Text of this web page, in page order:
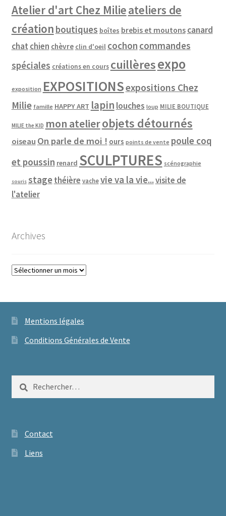
Atelier d'art Chez Milieateliers de
création boutiques boîtes brebis et moutons canard
chat chien chèvre clin d'oeil cochon commandes
spéciales créations en cours cuillèresexpo
exposition EXPOSITIONSexpositions Chez
Milie famille HAPPY ART lapin louches loup MILIE BOUTIQUE
MILIE the KID mon atelierobjets détournés
oiseau On parle de moi ! ours points de vente poule coq
et poussin renard SCULPTURES scénographie
souris stagethéière vache vie va la vie...visite de
l'atelier
Archives
Archives
Mentions légales
Conditions Générales de Vente
Rechercher :
Contact
Liens